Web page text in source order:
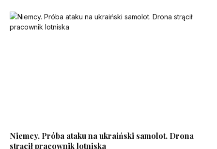
Niemcy. Próba ataku na ukraiński samolot. Drona
strącił pracownik lotniska